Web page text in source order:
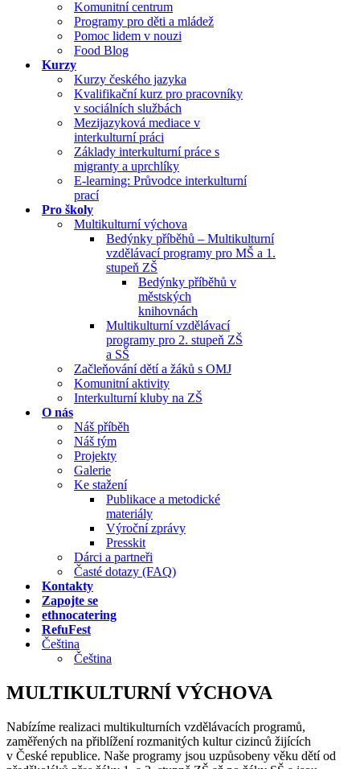
Komunitní centrum
Programy pro děti a mládež
Pomoc lidem v nouzi
Food Blog
Kurzy
Kurzy českého jazyka
Kvalifikační kurz pro pracovníky
v sociálních službách
Mezijazyková mediace v
interkulturní práci
Základy interkulturní práce s
migranty a uprchlíky
E-learning: Průvodce interkulturní
prací
Pro školy
Multikulturní výchova
Bedýnky příběhů – Multikulturní
vzdělávací programy pro MŠ a 1.
stupeň ZŠ
Bedýnky příběhů v
městských
knihovnách
Multikulturní vzdělávací
programy pro 2. stupeň ZŠ
a SŠ
Začleňování dětí a žáků s OMJ
Komunitní aktivity
Interkulturní kluby na ZŠ
O nás
Náš příběh
Náš tým
Projekty
Galerie
Ke stažení
Publikace a metodické
materiály
Výroční zprávy
Presskit
Dárci a partneři
Časté dotazy (FAQ)
Kontakty
Zapojte se
ethnocatering
RefuFest
Čeština
Čeština
MULTIKULTURNÍ VÝCHOVA
Nabízíme realizaci multikulturních vzdělávacích programů,
zaměřených na přiblížení rozmanitých kultur cizinců žijících
v České republice. Naše programy jsou uzpůsobeny věku dětí od